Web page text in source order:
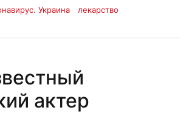
Украина лекарство
актер